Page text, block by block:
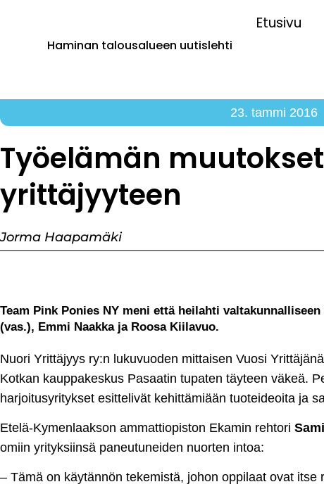
Haminan talousalueen uutislehti
Etusivu
23. tammi 2016
Työelämän
yrittäjyyteen
Jorma Haapamäki
Team Pink Ponies NY meni että heilahti
(vas.), Emmi Naakka ja Roosa Kiilavuo.
Nuori Yrittäjyys ry:n lukuvuoden mittaisen Vuosi
Kotkan kauppakeskus Pasaatin tupaten täyteen väkeä.
harjoitusyritykset esittelivät kehittämiään tuoteideoita ja
Etelä-Kymenlaakson ammattiopiston Ekamin rehtori
omiin yrityksiinsä paneutuneiden nuorten intoa:
– Tämä on käytännön tekemistä, johon oppilaat ovat itse